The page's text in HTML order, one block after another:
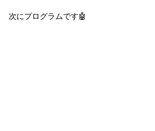
次にプログラムです🤖